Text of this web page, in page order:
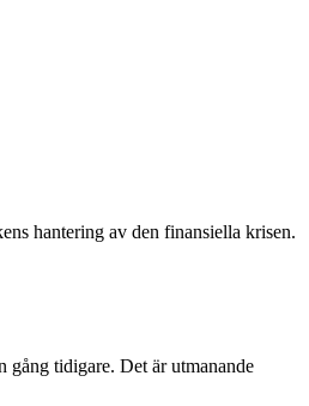
hantering av den finansiella krisen.
gång tidigare. Det är utmanande